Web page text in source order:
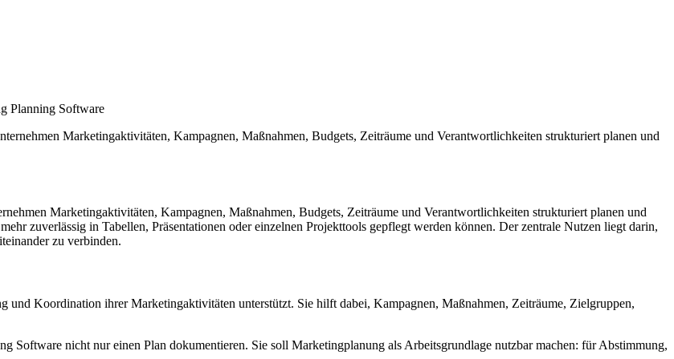
Planning Software
Marketingaktivitäten, Kampagnen, Maßnahmen, Budgets, Zeiträume und Verantwortlichkeiten strukturiert planen und
Marketingaktivitäten, Kampagnen, Maßnahmen, Budgets, Zeiträume und Verantwortlichkeiten strukturiert planen und
zuverlässig in Tabellen, Präsentationen oder einzelnen Projekttools gepflegt werden können. Der zentrale Nutzen liegt darin,
zu verbinden.
und Koordination ihrer Marketingaktivitäten unterstützt. Sie hilft dabei, Kampagnen, Maßnahmen, Zeiträume, Zielgruppen,
Software nicht nur einen Plan dokumentieren. Sie soll Marketingplanung als Arbeitsgrundlage nutzbar machen: für Abstimmung,